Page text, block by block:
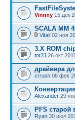
Vinnny 15 дек
SCALA MM
Vitali 02 ноя
3.X ROM
tnt23 26 окт
драйвера
crrush 08 фев
Alexander 29
PFS старой
Ryan 30 июл